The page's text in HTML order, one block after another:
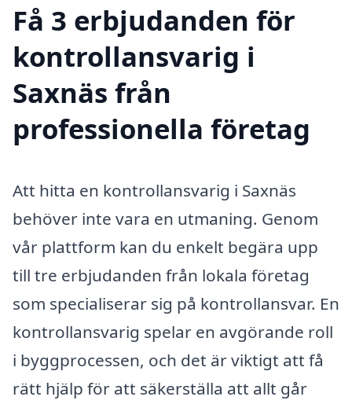
Få 3 erbjudanden för
kontrollansvarig i
Saxnäs från
professionella företag
Att hitta en kontrollansvarig i Saxnäs
behöver inte vara en utmaning. Genom
vår plattform kan du enkelt begära upp
till tre erbjudanden från lokala företag
som specialiserar sig på kontrollansvar. En
kontrollansvarig spelar en avgörande roll
i byggprocessen, och det är viktigt att få
rätt hjälp för att säkerställa att allt går